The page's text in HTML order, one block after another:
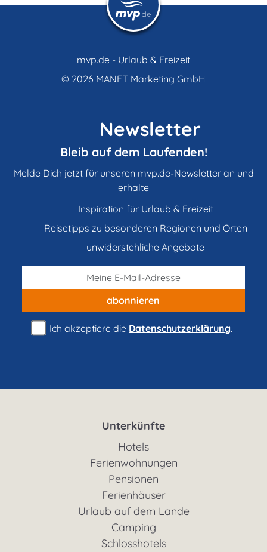
mvp.de - Urlaub & Freizeit
© 2026 MANET Marketing GmbH
Newsletter
Bleib auf dem Laufenden!
Melde Dich jetzt für unseren mvp.de-Newsletter an und
erhalte
Inspiration für Urlaub & Freizeit
Reisetipps zu besonderen Regionen und Orten
unwiderstehliche Angebote
abonnieren
Ich akzeptiere die Datenschutzerklärung.
Unterkünfte
Hotels
Ferienwohnungen
Pensionen
Ferienhäuser
Urlaub auf dem Lande
Camping
Schlosshotels